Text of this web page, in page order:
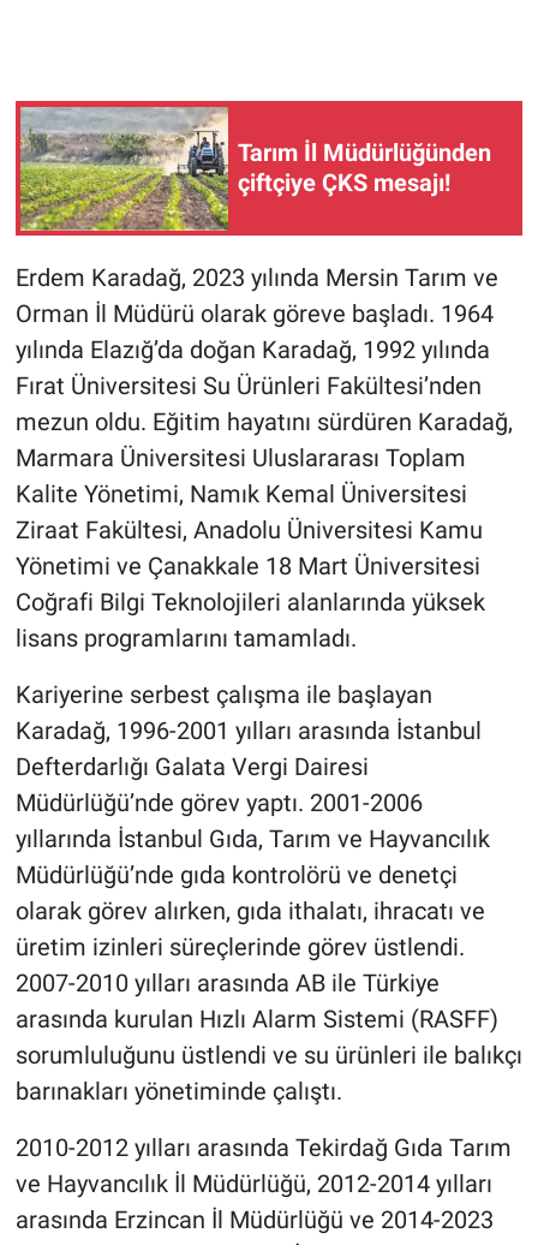
Tarım İl Müdürlüğünden
çiftçiye ÇKS mesajı!
Erdem Karadağ, 2023 yılında Mersin Tarım ve
Orman İl Müdürü olarak göreve başladı. 1964
yılında Elazığ’da doğan Karadağ, 1992 yılında
Fırat Üniversitesi Su Ürünleri Fakültesi’nden
mezun oldu. Eğitim hayatını sürdüren Karadağ,
Marmara Üniversitesi Uluslararası Toplam
Kalite Yönetimi, Namık Kemal Üniversitesi
Ziraat Fakültesi, Anadolu Üniversitesi Kamu
Yönetimi ve Çanakkale 18 Mart Üniversitesi
Coğrafi Bilgi Teknolojileri alanlarında yüksek
lisans programlarını tamamladı.
Kariyerine serbest çalışma ile başlayan
Karadağ, 1996-2001 yılları arasında İstanbul
Defterdarlığı Galata Vergi Dairesi
Müdürlüğü’nde görev yaptı. 2001-2006
yıllarında İstanbul Gıda, Tarım ve Hayvancılık
Müdürlüğü’nde gıda kontrolörü ve denetçi
olarak görev alırken, gıda ithalatı, ihracatı ve
üretim izinleri süreçlerinde görev üstlendi.
2007-2010 yılları arasında AB ile Türkiye
arasında kurulan Hızlı Alarm Sistemi (RASFF)
sorumluluğunu üstlendi ve su ürünleri ile balıkçı
barınakları yönetiminde çalıştı.
2010-2012 yılları arasında Tekirdağ Gıda Tarım
ve Hayvancılık İl Müdürlüğü, 2012-2014 yılları
arasında Erzincan İl Müdürlüğü ve 2014-2023